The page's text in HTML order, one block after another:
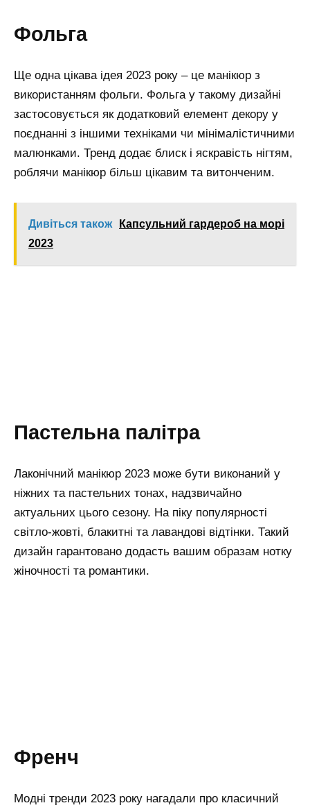
Фольга
Ще одна цікава ідея 2023 року – це манікюр з
використанням фольги. Фольга у такому дизайні
застосовується як додатковий елемент декору у
поєднанні з іншими техніками чи мінімалістичними
малюнками. Тренд додає блиск і яскравість нігтям,
роблячи манікюр більш цікавим та витонченим.
Дивіться також
Капсульний гардероб на морі
2023
Пастельна палітра
Лаконічний манікюр 2023 може бути виконаний у
ніжних та пастельних тонах, надзвичайно
актуальних цього сезону. На піку популярності
світло-жовті, блакитні та лавандові відтінки. Такий
дизайн гарантовано додасть вашим образам нотку
жіночності та романтики.
Френч
Модні тренди 2023 року нагадали про класичний